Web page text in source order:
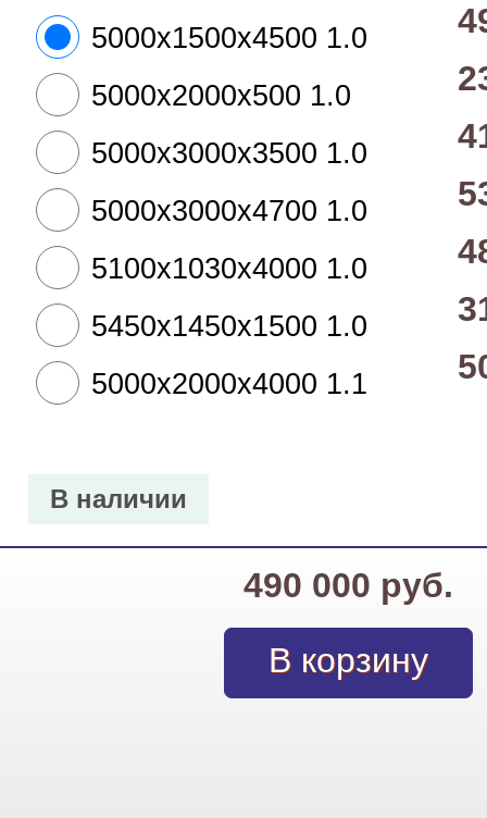
5000х1500х4500 1.0
5000х2000х500 1.0
5000х3000х3500 1.0
5000х3000х4700 1.0
5100х1030х4000 1.0
5450х1450х1500 1.0
5000х2000х4000 1.1
В наличии
490 000 руб.